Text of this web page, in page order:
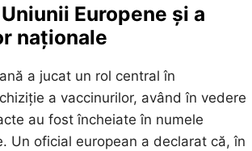
Europene și a
naționale
a jucat un rol central în
a vaccinurilor, având în vedere
au fost încheiate în numele
Un oficial european a declarat că, în